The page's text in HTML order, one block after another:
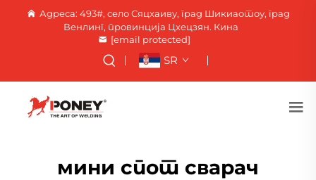
Адреса: 493#, село Сяцхаиву, град Шикиаотоу, град
Венлинг, провинција Цхецзян. Кина
[email protected]
SR
мини спот сварач